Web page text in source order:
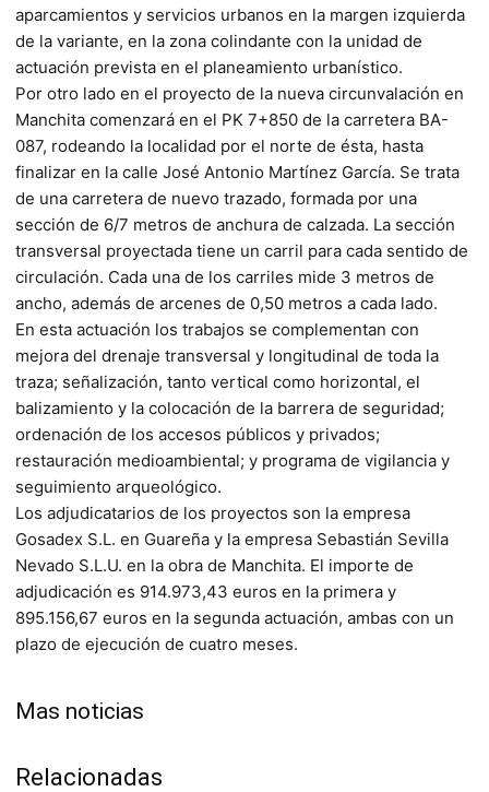
aparcamientos y servicios urbanos en la margen izquierda
de la variante, en la zona colindante con la unidad de
actuación prevista en el planeamiento urbanístico.
Por otro lado en el proyecto de la nueva circunvalación en
Manchita comenzará en el PK 7+850 de la carretera BA-
087, rodeando la localidad por el norte de ésta, hasta
finalizar en la calle José Antonio Martínez García. Se trata
de una carretera de nuevo trazado, formada por una
sección de 6/7 metros de anchura de calzada. La sección
transversal proyectada tiene un carril para cada sentido de
circulación. Cada una de los carriles mide 3 metros de
ancho, además de arcenes de 0,50 metros a cada lado.
En esta actuación los trabajos se complementan con
mejora del drenaje transversal y longitudinal de toda la
traza; señalización, tanto vertical como horizontal, el
balizamiento y la colocación de la barrera de seguridad;
ordenación de los accesos públicos y privados;
restauración medioambiental; y programa de vigilancia y
seguimiento arqueológico.
Los adjudicatarios de los proyectos son la empresa
Gosadex S.L. en Guareña y la empresa Sebastián Sevilla
Nevado S.L.U. en la obra de Manchita. El importe de
adjudicación es 914.973,43 euros en la primera y
895.156,67 euros en la segunda actuación, ambas con un
plazo de ejecución de cuatro meses.
Mas noticias
Relacionadas